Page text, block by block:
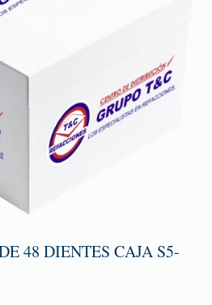
48 DIENTES CAJA S5-